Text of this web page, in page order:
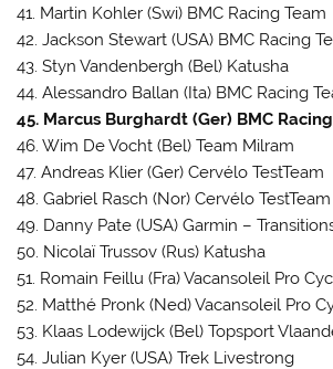
41. Martin Kohler (Swi) BMC Racing Team
42. Jackson Stewart (USA) BMC Racing
43. Styn Vandenbergh (Bel) Katusha
44. Alessandro Ballan (Ita) BMC Racing
45. Marcus Burghardt (Ger) BMC
46. Wim De Vocht (Bel) Team Milram
47. Andreas Klier (Ger) Cervélo TestTeam
48. Gabriel Rasch (Nor) Cervélo TestTeam
49. Danny Pate (USA) Garmin –
50. Nicolaï Trussov (Rus) Katusha
51. Romain Feillu (Fra) Vacansoleil Pro
52. Matthé Pronk (Ned) Vacansoleil Pro
53. Klaas Lodewijck (Bel) Topsport
54. Julian Kyer (USA) Trek Livestrong